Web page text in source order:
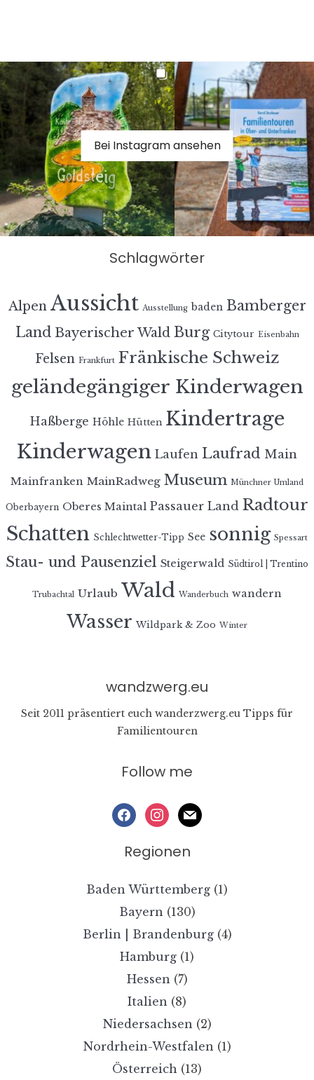
Bei Instagram ansehen
Schlagwörter
Alpen Aussicht Ausstellung baden Bamberger
Land Bayerischer Wald Burg Citytour Eisenbahn
Felsen Frankfurt Fränkische Schweiz
geländegängiger Kinderwagen
Haßberge Höhle Hütten Kindertrage
Kinderwagen Laufen Laufrad Main
Mainfranken MainRadweg Museum Münchner Umland
Oberbayern Oberes Maintal Passauer Land Radtour
Schatten Schlechtwetter-Tipp See sonnig Spessart
Stau- und Pausenziel Steigerwald Südtirol | Trentino
Trubachtal Urlaub Wald Wanderbuch wandern
Wasser Wildpark & Zoo Winter
wandzwerg.eu
Seit 2011 präsentiert euch wanderzwerg.eu Tipps für
Familientouren
Follow me
facebookinstagram
mail
Regionen
Baden Württemberg (1)
Bayern (130)
Berlin | Brandenburg(4)
Hamburg (1)
Hessen (7)
Italien (8)
Niedersachsen (2)
Nordrhein-Westfalen (1)
Österreich (13)